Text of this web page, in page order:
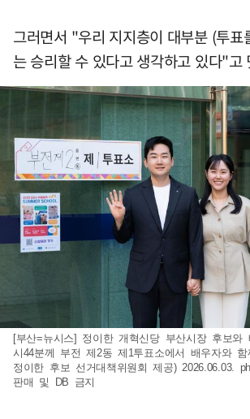
그러면서 "우리 지지층이 대부분 (투표
는 승리할 수 있다고 생각하고 있다"고
[부산=뉴시스] 정이한 개혁신당 부산시장 후보
시44분께 부전 제2동 제1투표소에서 배우자와
정이한 후보 선거대책위원회 제공) 2026.06.03.
판매 및 DB 금지